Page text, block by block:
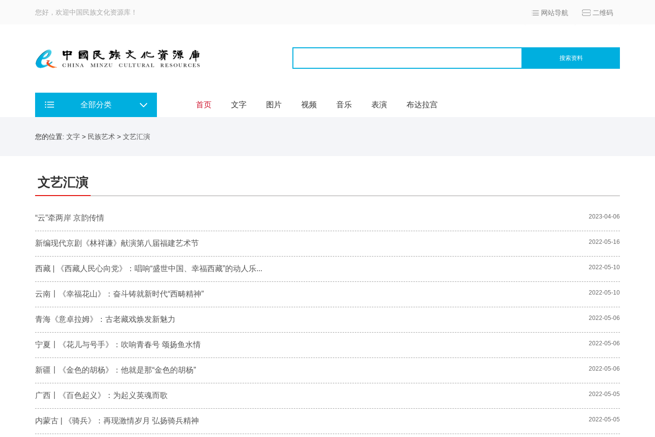
您好，欢迎中国民族文化资源库！ 网站导航 二维码
搜索资料
全部分类 首页 文字 图片 视频 音乐 表演 布达拉宫
您的位置: 文字 > 民族艺术 > 文艺汇演
文艺汇演
“云”牵两岸 京韵传情 2023-04-06
新编现代京剧《林祥谦》献演第八届福建艺术节 2022-05-16
西藏 | 《西藏人民心向党》：唱响“盛世中国、幸福西藏”的动人乐... 2022-05-10
云南丨《幸福花山》：奋斗铸就新时代“西畴精神” 2022-05-10
青海《意卓拉姆》：古老藏戏焕发新魅力 2022-05-06
宁夏丨《花儿与号手》：吹响青春号 颂扬鱼水情 2022-05-06
新疆丨《金色的胡杨》：他就是那“金色的胡杨” 2022-05-06
广西丨《百色起义》：为起义英魂而歌 2022-05-05
内蒙古 | 《骑兵》：再现激情岁月 弘扬骑兵精神 2022-05-05